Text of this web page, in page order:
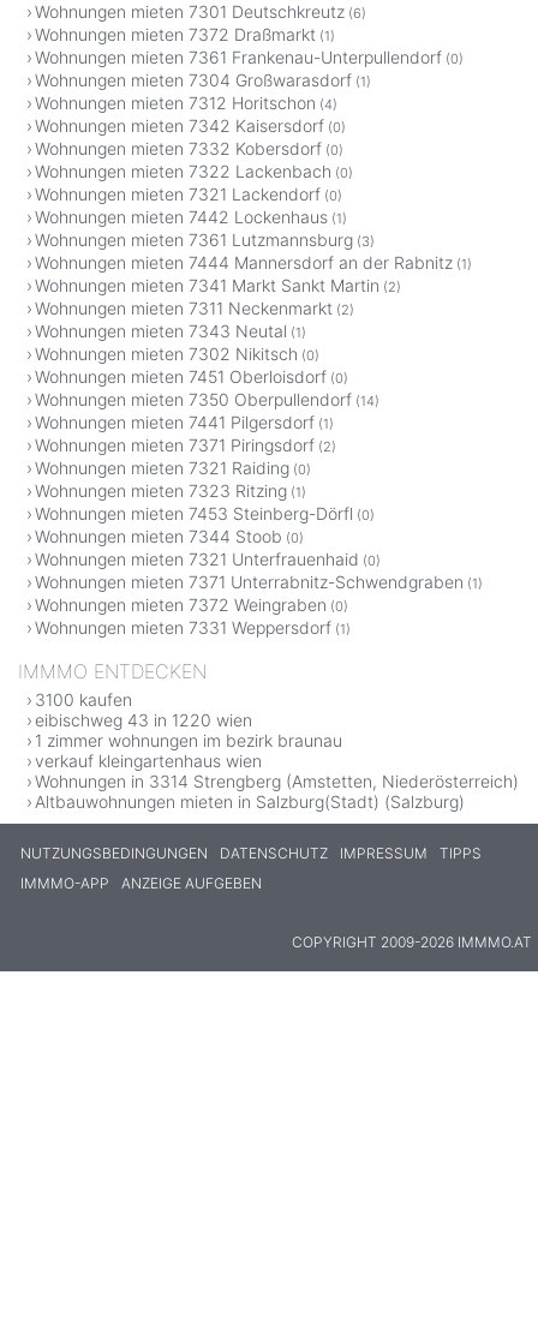
Wohnungen mieten 7301 Deutschkreutz (6)
Wohnungen mieten 7372 Draßmarkt (1)
Wohnungen mieten 7361 Frankenau-Unterpullendorf (0)
Wohnungen mieten 7304 Großwarasdorf (1)
Wohnungen mieten 7312 Horitschon (4)
Wohnungen mieten 7342 Kaisersdorf (0)
Wohnungen mieten 7332 Kobersdorf (0)
Wohnungen mieten 7322 Lackenbach (0)
Wohnungen mieten 7321 Lackendorf (0)
Wohnungen mieten 7442 Lockenhaus (1)
Wohnungen mieten 7361 Lutzmannsburg (3)
Wohnungen mieten 7444 Mannersdorf an der Rabnitz (1)
Wohnungen mieten 7341 Markt Sankt Martin (2)
Wohnungen mieten 7311 Neckenmarkt (2)
Wohnungen mieten 7343 Neutal (1)
Wohnungen mieten 7302 Nikitsch (0)
Wohnungen mieten 7451 Oberloisdorf (0)
Wohnungen mieten 7350 Oberpullendorf (14)
Wohnungen mieten 7441 Pilgersdorf (1)
Wohnungen mieten 7371 Piringsdorf (2)
Wohnungen mieten 7321 Raiding (0)
Wohnungen mieten 7323 Ritzing (1)
Wohnungen mieten 7453 Steinberg-Dörfl (0)
Wohnungen mieten 7344 Stoob (0)
Wohnungen mieten 7321 Unterfrauenhaid (0)
Wohnungen mieten 7371 Unterrabnitz-Schwendgraben (1)
Wohnungen mieten 7372 Weingraben (0)
Wohnungen mieten 7331 Weppersdorf (1)
IMMMO ENTDECKEN
3100 kaufen
eibischweg 43 in 1220 wien
1 zimmer wohnungen im bezirk braunau
verkauf kleingartenhaus wien
Wohnungen in 3314 Strengberg (Amstetten, Niederösterreich)
Altbauwohnungen mieten in Salzburg(Stadt) (Salzburg)
NUTZUNGSBEDINGUNGEN DATENSCHUTZ IMPRESSUM
TIPPS
IMMMO-APP
ANZEIGE AUFGEBEN
COPYRIGHT 2009-2026 IMMMO.AT